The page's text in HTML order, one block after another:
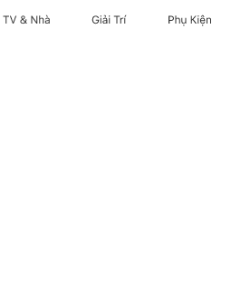
TV & Nhà Giải Trí Phụ Kiện